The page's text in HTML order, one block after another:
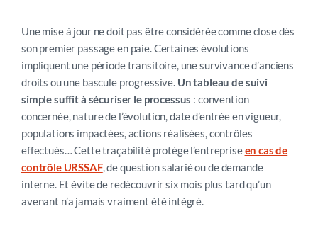
Une mise à jour ne doit pas être considérée comme close dès
son premier passage en paie.Certaines évolutions
impliquent une période transitoire, une survivance d’anciens
droits ou une bascule progressive. Un tableau de suivi
simple suffit à sécuriser le processus : convention
concernée, nature de l’évolution, date d’entrée en vigueur,
populations impactées, actions réalisées, contrôles
effectués… Cette traçabilité protège l’entrepriseen cas de
contrôle URSSAF, dequestion salariéou de demande
interne. Et évite de redécouvrir six mois plus tard qu’un
avenant n’a jamais vraiment été intégré.